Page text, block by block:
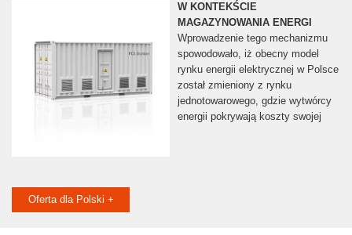
W KONTEKŚCIE
MAGAZYNOWANIA ENERGI
Wprowadzenie tego mechanizmu
spowodowało, iż obecny model
rynku energii elektrycznej w Polsce
został zmieniony z rynku
jednotowarowego, gdzie wytwórcy
energii pokrywają koszty swojej
Oferta dla Polski +